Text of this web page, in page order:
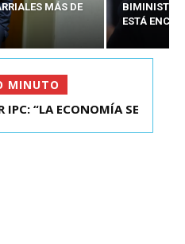
MÁS DE
BIMINISTRO
ESTÁ
MINUTO
PRESIDENTE ELECTO DE
“LA ECONOMÍA SE